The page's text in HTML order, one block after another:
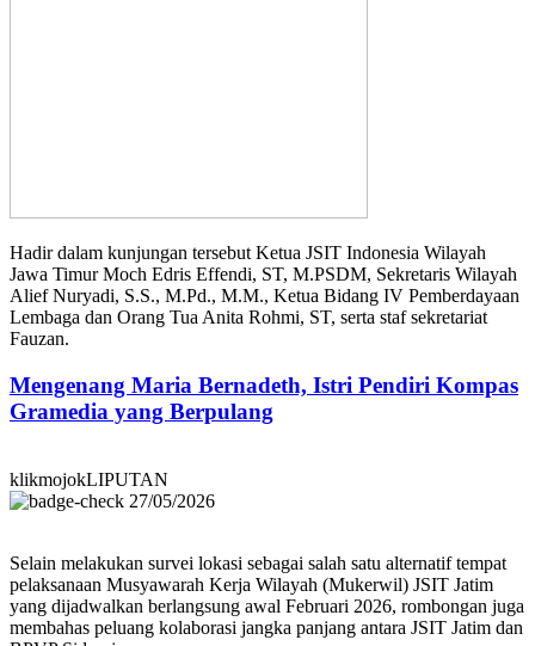
Hadir dalam kunjungan tersebut Ketua JSIT Indonesia Wilayah
Jawa Timur Moch Edris Effendi, ST, M.PSDM, Sekretaris Wilayah
Alief Nuryadi, S.S., M.Pd., M.M., Ketua Bidang IV Pemberdayaan
Lembaga dan Orang Tua Anita Rohmi, ST, serta staf sekretariat
Fauzan.
Mengenang Maria Bernadeth, Istri Pendiri Kompas
Gramedia yang Berpulang
klikmojokLIPUTAN
27/05/2026
Selain melakukan survei lokasi sebagai salah satu alternatif tempat
pelaksanaan Musyawarah Kerja Wilayah (Mukerwil) JSIT Jatim
yang dijadwalkan berlangsung awal Februari 2026, rombongan juga
membahas peluang kolaborasi jangka panjang antara JSIT Jatim dan